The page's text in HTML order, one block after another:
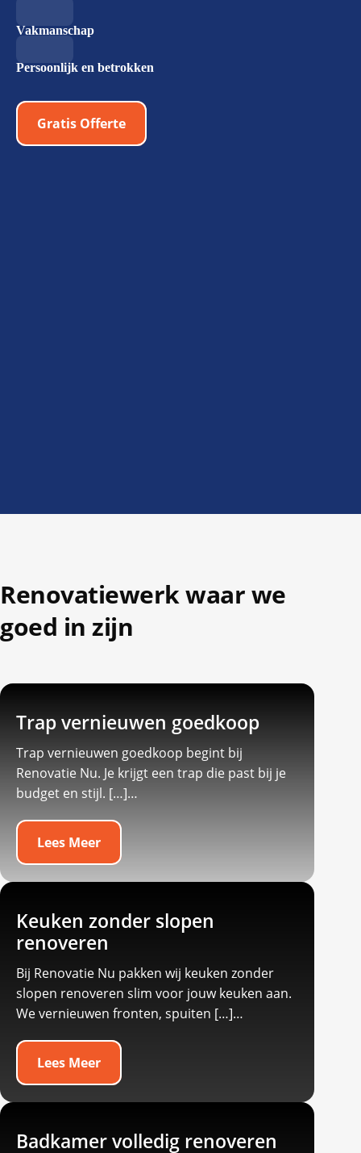
Vakmanschap
Persoonlijk en betrokken
Gratis Offerte
Renovatiewerk waar we
goed in zijn
Trap vernieuwen goedkoop
Trap vernieuwen goedkoop begint bij
Renovatie Nu.​ Je krijgt een trap die past bij je
budget en stijl.​ […]…
Lees Meer
Keuken zonder slopen
renoveren
Bij Renovatie Nu pakken wij keuken zonder
slopen renoveren slim voor jouw keuken aan.​
We vernieuwen fronten, spuiten […]…
Lees Meer
Badkamer volledig renoveren